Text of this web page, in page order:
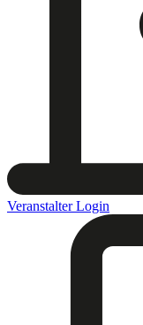
Veranstalter Login